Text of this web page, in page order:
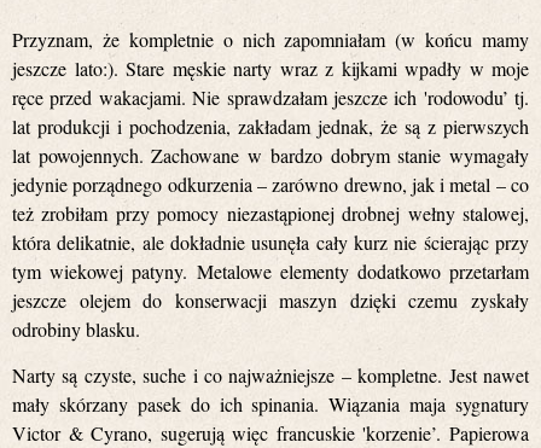
Przyznam, że kompletnie o nich zapomniałam (w końcu mamy
jeszcze lato:). Stare męskie narty wraz z kijkami wpadły w moje
ręce przed wakacjami. Nie sprawdzałam jeszcze ich 'rodowodu’ tj.
lat produkcji i pochodzenia, zakładam jednak, że są z pierwszych
lat powojennych. Zachowane w bardzo dobrym stanie wymagały
jedynie porządnego odkurzenia – zarówno drewno, jak i metal – co
też zrobiłam przy pomocy niezastąpionej drobnej wełny stalowej,
która delikatnie, ale dokładnie usunęła cały kurz nie ścierając przy
tym wiekowej patyny. Metalowe elementy dodatkowo przetarłam
jeszcze olejem do konserwacji maszyn dzięki czemu zyskały
odrobiny blasku.
Narty są czyste, suche i co najważniejsze – kompletne. Jest nawet
mały skórzany pasek do ich spinania. Wiązania maja sygnatury
Victor & Cyrano, sugerują więc francuskie 'korzenie’. Papierowa